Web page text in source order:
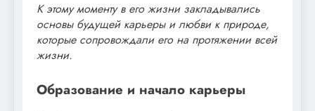
К этому моменту в его жизни закладывались
основы будущей карьеры и любви к природе,
которые сопровождали его на протяжении всей
жизни.
Образование и начало карьеры